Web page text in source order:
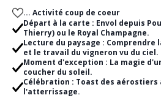
... Activité coup de coeur
Départ à la carte : Envol depuis
Thierry) ou le Royal Champagne.
Lecture du paysage : Comprendre
et le travail du vigneron vu du ciel.
Moment d'exception : La magie
coucher du soleil.
Célébration : Toast des aérostiers
l'atterrissage.